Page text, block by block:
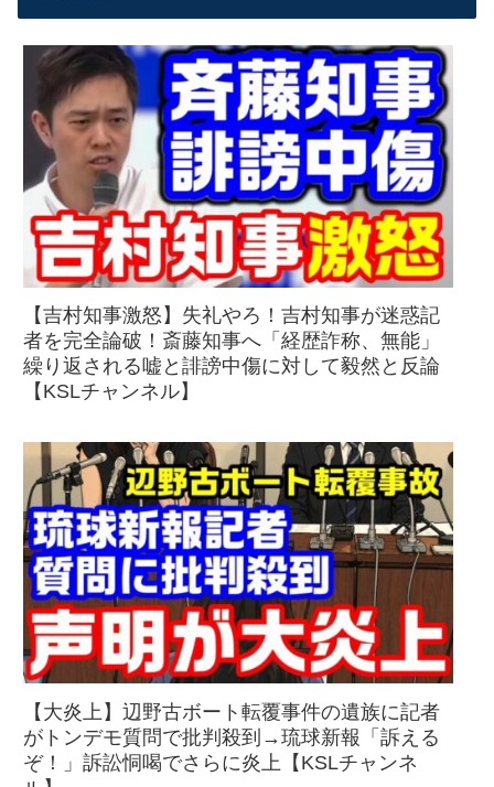
【吉村知事激怒】失礼やろ！吉村知事が迷惑記
者を完全論破！斎藤知事へ「経歴詐称、無能」
繰り返される嘘と誹謗中傷に対して毅然と反論
【KSLチャンネル】
【大炎上】辺野古ボート転覆事件の遺族に記者
がトンデモ質問で批判殺到→琉球新報「訴える
ぞ！」訴訟恫喝でさらに炎上【KSLチャンネ